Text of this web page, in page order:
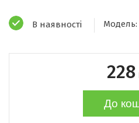
В наявності Модель:
228
До